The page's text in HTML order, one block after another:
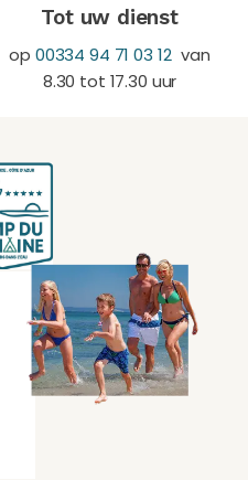
Tot uw dienst
op 00334 94 71 03 12van
8.30 tot 17.30 uur